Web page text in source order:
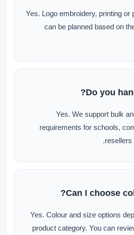
Yes. Logo embroidery, printing or
can be planned based on
Do you
Yes. We support bulk
requirements for schools,
resellers
Can I choose
Yes. Colour and size options
product category. You can